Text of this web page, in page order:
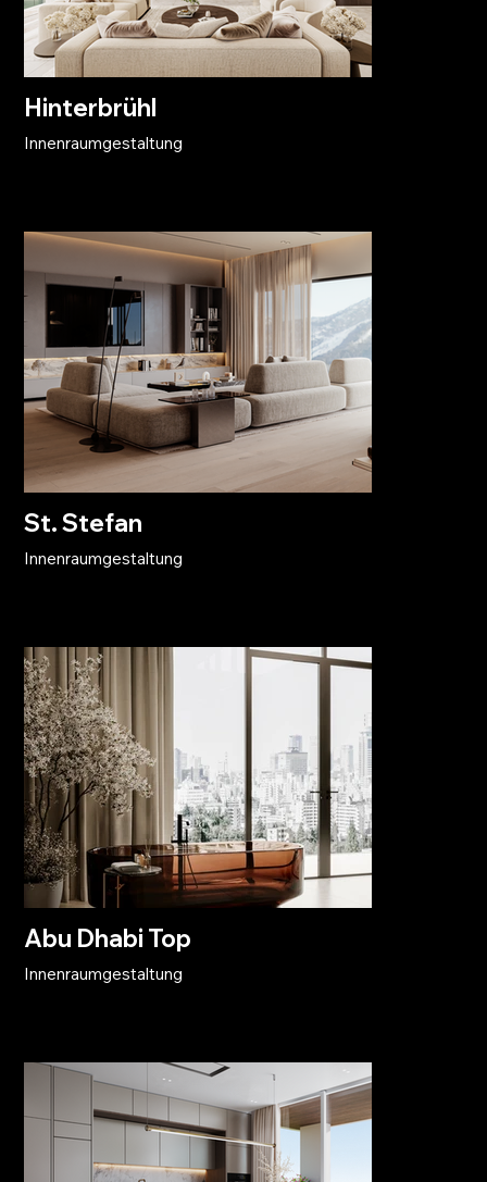
Hinterbrühl
Innenraumgestaltung
St. Stefan
Innenraumgestaltung
Abu Dhabi Top
Innenraumgestaltung